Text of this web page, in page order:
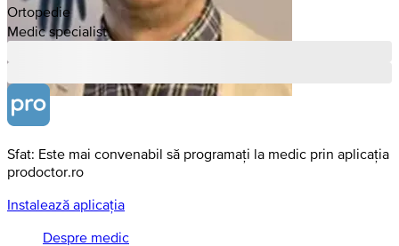
Ortopedie
Medic specialist
Sfat: Este mai convenabil să programați la medic prin aplicația
prodoctor.ro
Instalează aplicația
Despre medic